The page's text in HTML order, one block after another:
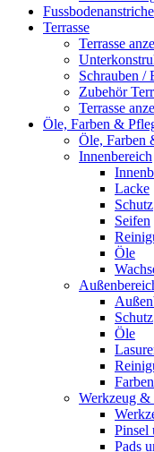
Fussbodenanstriche
Terrasse
Terrasse
Schrauben /
Zubehör
Terrasse
Öle, Farben &
Öle, Farben
Innenbereich
Lacke
Schutz
Seifen
Öle
Schutz
Öle
Farben
Werkzeug &
Pinsel
Pads